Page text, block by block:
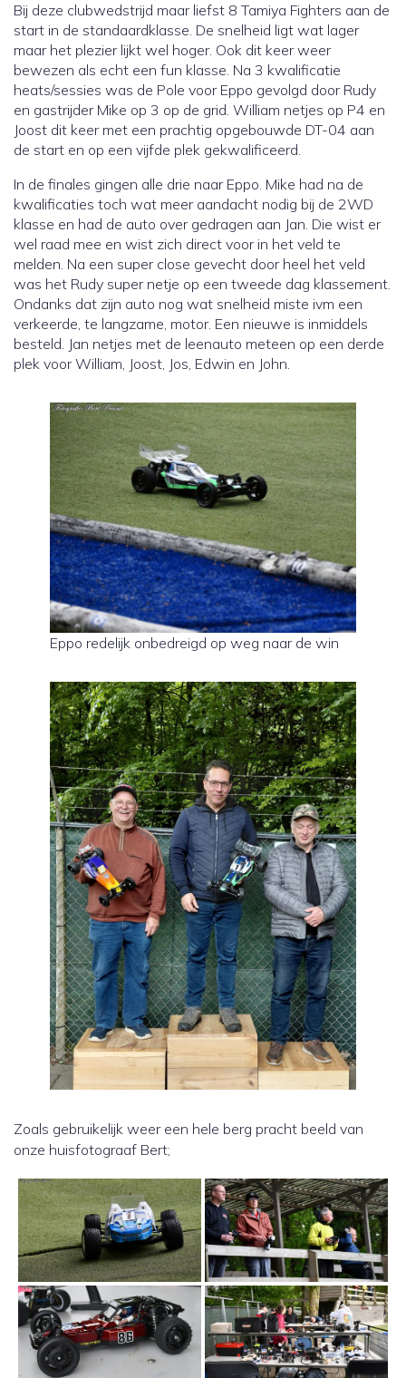
Bij deze clubwedstrijd maar liefst 8 Tamiya Fighters aan de
start in de standaardklasse. De snelheid ligt wat lager
maar het plezier lijkt wel hoger. Ook dit keer weer
bewezen als echt een fun klasse. Na 3 kwalificatie
heats/sessies was de Pole voor Eppo gevolgd door Rudy
en gastrijder Mike op 3 op de grid. William netjes op P4 en
Joost dit keer met een prachtig opgebouwde DT-04 aan
de start en op een vijfde plek gekwalificeerd.
In de finales gingen alle drie naar Eppo. Mike had na de
kwalificaties toch wat meer aandacht nodig bij de 2WD
klasse en had de auto over gedragen aan Jan. Die wist er
wel raad mee en wist zich direct voor in het veld te
melden. Na een super close gevecht door heel het veld
was het Rudy super netje op een tweede dag klassement.
Ondanks dat zijn auto nog wat snelheid miste ivm een
verkeerde, te langzame, motor. Een nieuwe is inmiddels
besteld. Jan netjes met de leenauto meteen op een derde
plek voor William, Joost, Jos, Edwin en John.
Eppo redelijk onbedreigd op weg naar de win
Zoals gebruikelijk weer een hele berg pracht beeld van
onze huisfotograaf Bert;